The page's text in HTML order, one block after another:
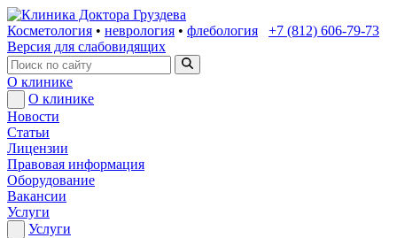
Косметология • неврология • флебология
+7 (812) 606-79-73
Версия для слабовидящих
О клинике
О клинике
Новости
Статьи
Лицензии
Правовая информация
Оборудование
Вакансии
Услуги
Услуги